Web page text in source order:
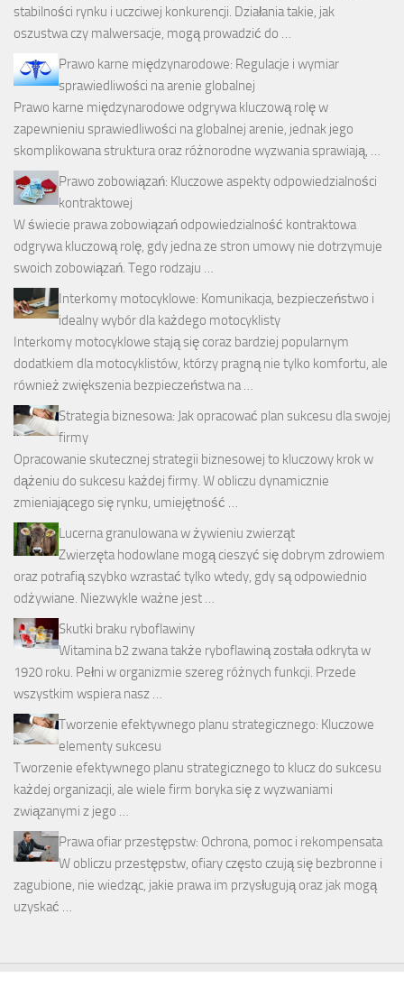
stabilności rynku i uczciwej konkurencji. Działania takie, jak
oszustwa czy malwersacje, mogą prowadzić do …
Prawo karne międzynarodowe: Regulacje i wymiar
sprawiedliwości na arenie globalnej
Prawo karne międzynarodowe odgrywa kluczową rolę w
zapewnieniu sprawiedliwości na globalnej arenie, jednak jego
skomplikowana struktura oraz różnorodne wyzwania sprawiają, …
Prawo zobowiązań: Kluczowe aspekty odpowiedzialności
kontraktowej
W świecie prawa zobowiązań odpowiedzialność kontraktowa
odgrywa kluczową rolę, gdy jedna ze stron umowy nie dotrzymuje
swoich zobowiązań. Tego rodzaju …
Interkomy motocyklowe: Komunikacja, bezpieczeństwo i
idealny wybór dla każdego motocyklisty
Interkomy motocyklowe stają się coraz bardziej popularnym
dodatkiem dla motocyklistów, którzy pragną nie tylko komfortu, ale
również zwiększenia bezpieczeństwa na …
Strategia biznesowa: Jak opracować plan sukcesu dla swojej
firmy
Opracowanie skutecznej strategii biznesowej to kluczowy krok w
dążeniu do sukcesu każdej firmy. W obliczu dynamicznie
zmieniającego się rynku, umiejętność …
Lucerna granulowana w żywieniu zwierząt
Zwierzęta hodowlane mogą cieszyć się dobrym zdrowiem
oraz potrafią szybko wzrastać tylko wtedy, gdy są odpowiednio
odżywiane. Niezwykle ważne jest …
Skutki braku ryboflawiny
Witamina b2 zwana także ryboflawiną została odkryta w
1920 roku. Pełni w organizmie szereg różnych funkcji. Przede
wszystkim wspiera nasz …
Tworzenie efektywnego planu strategicznego: Kluczowe
elementy sukcesu
Tworzenie efektywnego planu strategicznego to klucz do sukcesu
każdej organizacji, ale wiele firm boryka się z wyzwaniami
związanymi z jego …
Prawa ofiar przestępstw: Ochrona, pomoc i rekompensata
W obliczu przestępstw, ofiary często czują się bezbronne i
zagubione, nie wiedząc, jakie prawa im przysługują oraz jak mogą
uzyskać …